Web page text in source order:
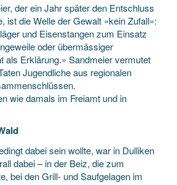
der ein Jahr später den Entschluss
ist die Welle der Gewalt «kein Zufall»:
und Eisenstangen zum Einsatz
oder übermässiger
als Erklärung.» Sandmeier vermutet
Jugendliche aus regionalen
wie damals im Freiamt und in
dabei sein wollte, war in Dulliken
dabei – in der Beiz, die zum
bei den Grill- und Saufgelagen im